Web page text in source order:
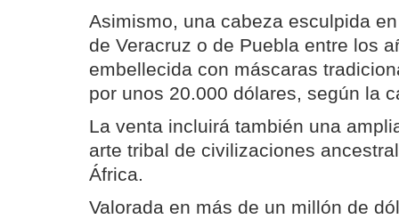
Asimismo, una cabeza esculpida
de Veracruz o de Puebla entre los
embellecida con máscaras
por unos 20.000 dólares, según la
La venta incluirá también una
arte tribal de civilizaciones
África.
Valorada en más de un millón de